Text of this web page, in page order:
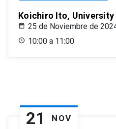
Koichiro Ito,
25 de Noviembre de
10:00 a 11:00
21 NOV